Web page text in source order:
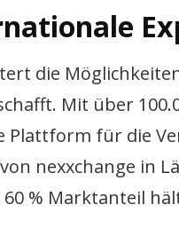
die
Mit über
Plattform für die
nexxchange in
% Marktanteil